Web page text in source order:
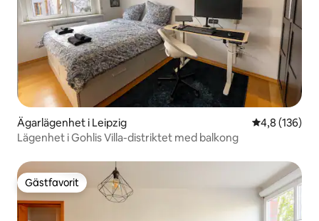
Ägarlägenhet i Leipzig 4,8 av 5 i
4,8 (136)
Lägenhet i Gohlis Villa-distriktet med balkong
Gästfavorit
Gästfavorit